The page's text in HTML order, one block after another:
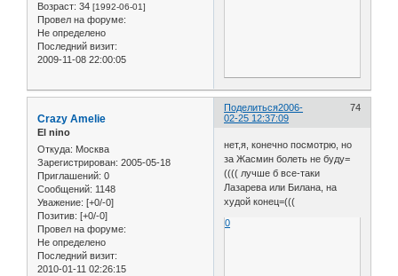
Возраст: 34 [1992-06-01]
Провел на форуме:
Не определено
Последний визит:
2009-11-08 22:00:05
Поделиться 74
2006-
02-25 12:37:09
Crazy Amelie
El nino
Откуда: Москва
Зарегистрирован: 2005-05-18
Приглашений: 0
Сообщений: 1148
Уважение: [+0/-0]
Позитив: [+0/-0]
Провел на форуме:
Не определено
Последний визит:
2010-01-11 02:26:15
нет,я, конечно посмотрю, но
за Жасмин болеть не буду=
(((( лучше б все-таки
Лазарева или Билана, на
худой конец=(((
0